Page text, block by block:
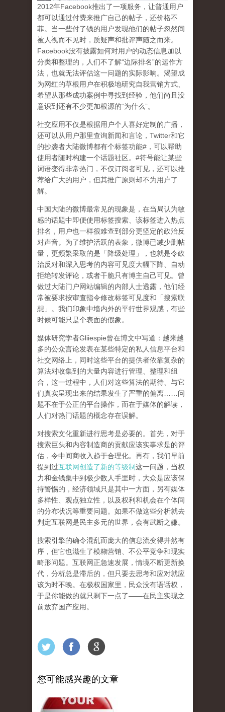
2012年Facebook推出了一项服务，让普通用户
都可以通过付费来推广自己的帖子，还价格不
菲。当一些付了钱的用户发现他们的帖子忽然间
被人视而不见时，质疑声和批评声随之而来。
Facebook没有披露如何对用户的动态信息加以
分类和整理的，人们不了解“边际排名”的运作方
法，也就无法评估这一问题的实际影响。渴望成
为网红的草根用户在积极地研究自我营销方式、
希望从那些成功案例中寻找到经验，他们尚且没
意识到 还有不少更加根源的“为什么”。
社交应用不仅是根据用户个人喜好定制的广播，
还可以从用户那里查询新闻和言论， Twitter和它
的抄袭者大陆微博都有个标签功能# ，可以帮助
使用者随时构建一个话题社区。 #符号能让某些
词语变得非常热门，不仅订阅者可见，还可以推
荐给广大的用户，但其推广原则却不为用户了
解。
中国大陆的微博最常见的现象是，在当局认为敏
感的话题中即便使用标签搜索、该标签进入热点
排名，用户也一样很难查到部分更坚定的政治反
对声音。为了维护活跃的表象，微博已减少删帖
量，更频繁采取的是「降级处理」，也就是令政
治反对和深入思考的内容可见度大幅下降、自动
拒绝转发评论，或者干脆只有博主自己可见。曾
做过大陆门户网站编辑的内部人士透露，他们经
常被要求按审查指令修改标签可见度和「搜索联
想」。 我们印象中墙内外的平行世界观感，有些
时候可能只是个表面的假象。
媒体研究学者Gliiespie曾在博文中写道：越来越
多的公众言论发表在某些特定的私人信息平台和
社交网络上，同时这些平台的提供者依靠复杂的
算法对收集到的大量内容进行管理、整理和组
合，这一过程中，人们对这些算法的期待、与它
们真实呈现出来的结果发生了严重的偏离
问
题不在于公正的平台操作，而在于媒体的解读，
人们对热门话题的概念存在误解。
对搜索文化重新进行思考是必要的。首先，对于
搜索巨头和内容制造商的贡献应该实事求是的评
估，令中间商收入趋于合理化。再有，我们早前
提到过互联网创造了新的等级制这一问题，当权
力和金钱集中到极少数人手里时，大众是应该保
持警惕的，经济领域只是其中一方面，另有媒体
多样性、观点独立性，以及权利和机会在个体间
的分布状况等重要问题。 如果不做这些分析就去
判定互联网是民主多元的世界，会有武断之嫌。
搜索引擎的确令混乱而庞大的信息流变得井然有
序，但它也滋生了模糊营销、不公平竞争和现实
畸形问题。互联网正急速发展，情境不断更新换
代，分析总是滞后的，但只要去思考和应对就应
该为时不晚。在极权国家里，民众没有语话权，
于是你能做的就只剩下一点了——在民主实现之
前放弃国产应用 。
您可能感兴趣的文章